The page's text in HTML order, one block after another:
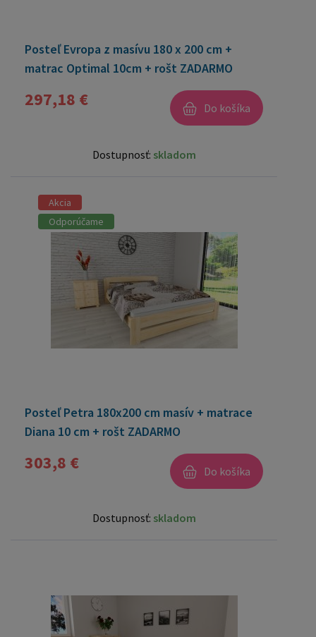
Posteľ Evropa z masívu 180 x 200 cm +
matrac Optimal 10cm + rošt ZADARMO
297,18 € Do košíka
Dostupnosť: skladom
Akcia
Odporúčame
Posteľ Petra 180x200 cm masív + matrace
Diana 10 cm + rošt ZADARMO
303,8 € Do košíka
Dostupnosť: skladom